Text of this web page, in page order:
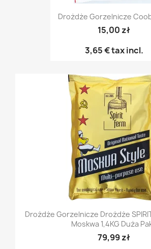
Drożdże Gorzelnicze
15,00 zł
3,65 €tax incl.
Drożdże Gorzelnicze Drożdże
Moskwa 1,4KG Duża
79,99 zł